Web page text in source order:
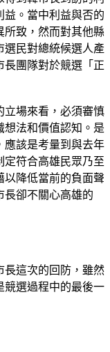
益。當中利益與否的
所致，然而對其他縣
選民對總統候選人產
長團隊對於競選「正
立場來看，必須審慎
想法和價值認知。是
應該是考量到與去年
定符合高雄民眾乃至
以降低當前的負面聲
長卻不關心高雄的
長這次的回防，雖然
競選過程中的最後一